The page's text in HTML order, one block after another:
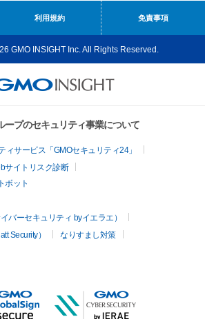
利用規約 免責事項
GMO INSIGHT Inc. All Rights Reserved.
ープのセキュリティ事業について
サービス「GMOセキュリティ24」
サイトリスク診断
ボット
バーセキュリティ byイエラエ）
Security）
なりすまし対策